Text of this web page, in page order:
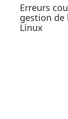
Erreurs
gestion de
Linux